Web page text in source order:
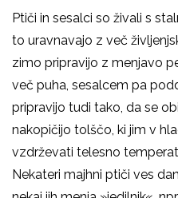
Ptiči in sesalci so živali s
to uravnavajo z več
zimo pripravijo z menjavo
več puha, sesalcem pa
pripravijo tudi tako, da se
nakopičijo tolščo, ki jim v
vzdrževati telesno
Nekateri majhni ptiči ves